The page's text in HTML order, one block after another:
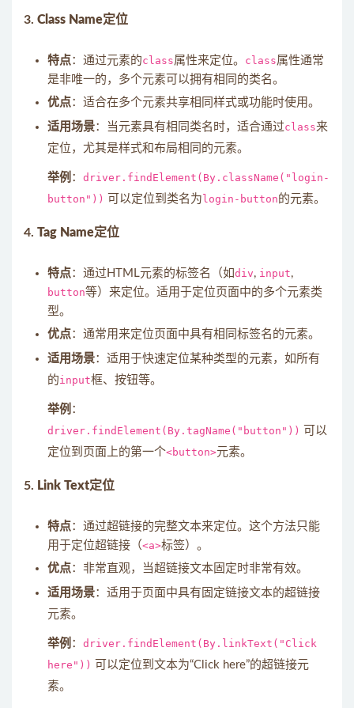
3. Class Name定位
特点：通过元素的class属性来定位。 class属性通常
是非唯一的，多个元素可以拥有相同的类名。
优点：适合在多个元素共享相同样式或功能时使用。
适用场景：当元素具有相同类名时，适合通过class来
定位，尤其是样式和布局相同的元素。
举例 ： driver.findElement(By.className("login-
button")) 可以定位到类名为 login-button 的元素。
4. Tag Name定位
特点：通过HTML元素的标签名（如div, input,
button等）来定位。适用于定位页面中的多个元素类
型。
优点：通常用来定位页面中具有相同标签名的元素。
适用场景：适用于快速定位某种类型的元素，如所有
的input框、按钮等。
举例 ：
driver.findElement(By.tagName("button")) 可以
定位到页面上的第一个<button>元素。
5. Link Text定位
特点：通过超链接的完整文本来定位。这个方法只能
用于定位超链接（<a>标签）。
优点：非常直观，当超链接文本固定时非常有效。
适用场景：适用于页面中具有固定链接文本的超链接
元素。
举例 ： driver.findElement(By.linkText("Click
here")) 可以定位到文本为“Click here”的超链接元
素。